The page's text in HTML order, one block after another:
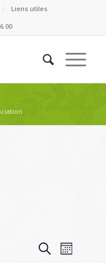
Liens utiles
00
Recherche
de
Mois